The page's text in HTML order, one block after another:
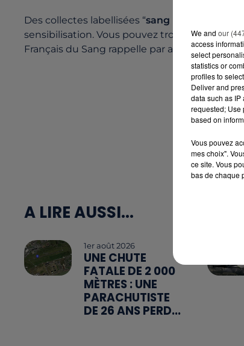
Des collectes labellisées “sang rare
sensibilisation. Vous pouvez trouver une
Français du Sang rappelle par ailleurs que le
A LIRE AUSSI...
1er août 2026
UNE CHUTE
FATALE DE 2 000
MÈTRES : UNE
PARACHUTISTE
DE 26 ANS PERD...
We and our
access
select
statistics or
profiles to
Deliver and
data such as
requested; Use
based on
Vous pouvez
mes choix".
ce site. Vous
bas de chaque